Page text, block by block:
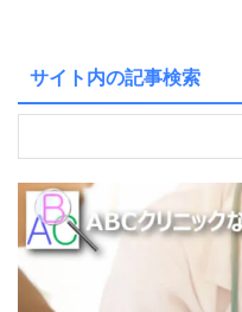
サイト内の記事検索